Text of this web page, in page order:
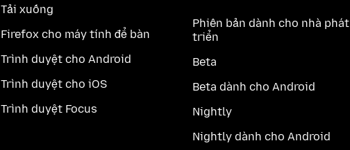
Tải xuống
Firefox cho máy tính để bàn
Trình duyệt cho Android
Trình duyệt cho iOS
Trình duyệt Focus
Phiên bản dành cho nhà phát
triển
Beta
Beta dành cho Android
Nightly
Nightly dành cho Android